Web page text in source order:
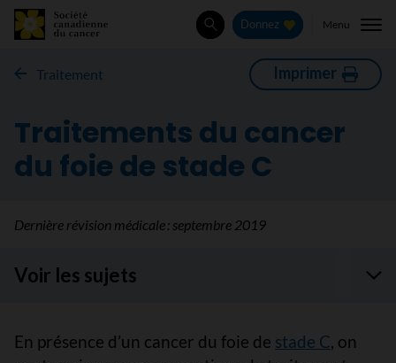
Rechercher
Donnez Menu
Traitement Imprimer
Traitements du cancer
du foie de stade C
Dernière révision médicale : septembre 2019
Voir les sujets
En présence d’un cancer du foie de stade C, on